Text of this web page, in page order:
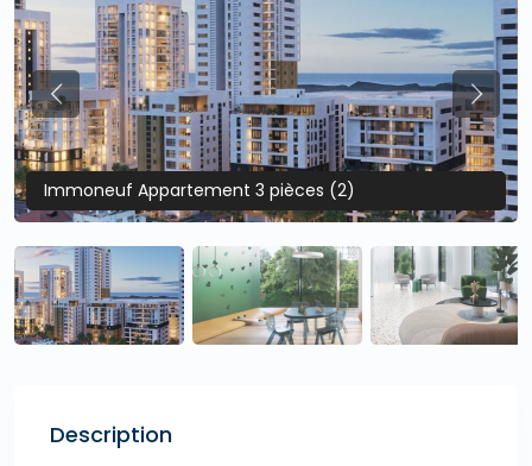
Immoneuf Appartement 3 pièces (2)
Previous
Description